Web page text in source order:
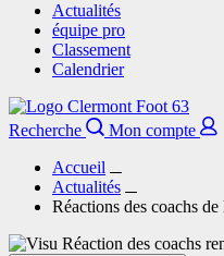
Actualités
équipe pro
Classement
Calendrier
Recherche
Mon compte
Accueil
Actualités
Réactions des coachs